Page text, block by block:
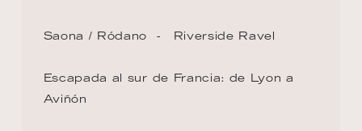
Saona / Ródano Riverside Ravel
Escapada al sur de Francia: de Lyon a
Aviñón